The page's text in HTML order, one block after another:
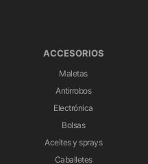
ACCESORIOS
Maletas
Antirrobos
Electrónica
Bolsas
Aceites y sprays
Caballetes